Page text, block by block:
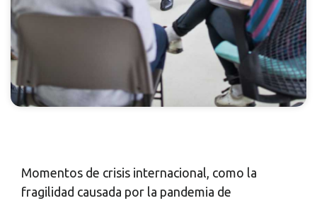
Momentos de crisis internacional, como la
fragilidad causada por la pandemia de